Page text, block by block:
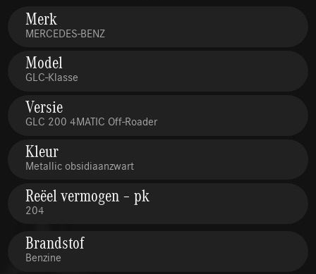
Merk
MERCEDES-BENZ
Model
GLC-Klasse
Versie
GLC 200 4MATIC Off-Roader
Kleur
Metallic obsidiaanzwart
Reëel vermogen – pk
204
Brandstof
Benzine